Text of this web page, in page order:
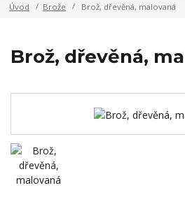
Úvod Brože Brož, dřevěná, malovaná
Brož, dřevěná,